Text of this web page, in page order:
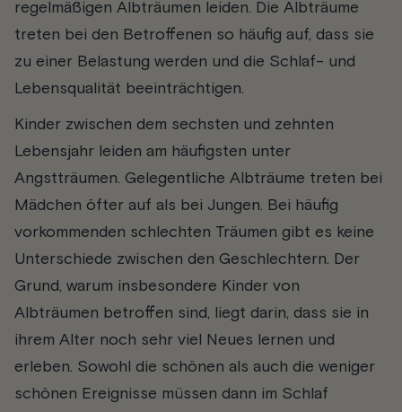
regelmäßigen Albträumen leiden. Die Albträume
treten bei den Betroffenen so häufig auf, dass sie
zu einer Belastung werden und die Schlaf- und
Lebensqualität beeinträchtigen.
Kinder zwischen dem sechsten und zehnten
Lebensjahr leiden am häufigsten unter
Angstträumen. Gelegentliche Albträume treten bei
Mädchen öfter auf als bei Jungen. Bei häufig
vorkommenden schlechten Träumen gibt es keine
Unterschiede zwischen den Geschlechtern. Der
Grund, warum insbesondere Kinder von
Albträumen betroffen sind, liegt darin, dass sie in
ihrem Alter noch sehr viel Neues lernen und
erleben. Sowohl die schönen als auch die weniger
schönen Ereignisse müssen dann im Schlaf